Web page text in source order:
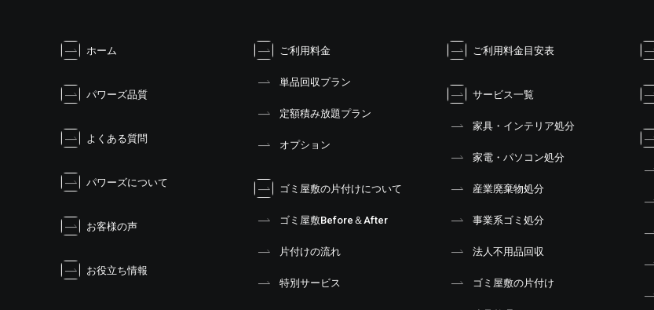
ホーム
パワーズ品質
よくある質問
パワーズについて
お客様の声
お役立ち情報
ご利用料金
単品回収プラン
定額積み放題プラン
オプション
ゴミ屋敷の片付けについて
ゴミ屋敷Before＆After
片付けの流れ
特別サービス
ご利用料金目安表
サービス一覧
家具・インテリア処分
家電・パソコン処分
産業廃棄物処分
事業系ゴミ処分
法人不用品回収
ゴミ屋敷の片付け